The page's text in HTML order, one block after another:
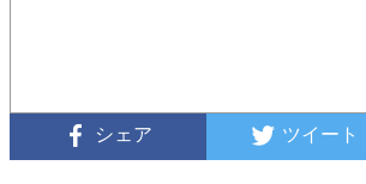
シェア ツイート